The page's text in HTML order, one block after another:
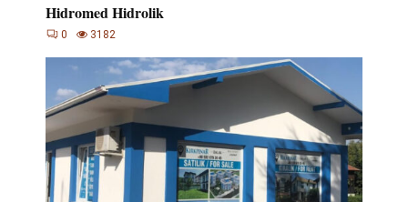
Hidromed Hidrolik
0 3182